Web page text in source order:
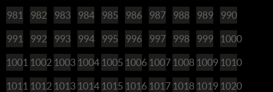
981 982 983 984 985 986 987 988 989 990
991 992 993 994 995 996 997 998 999 1000
1001 1002 1003 1004 1005 1006 1007 1008 1009 1010
1011 1012 1013 1014 1015 1016 1017 1018 1019 1020